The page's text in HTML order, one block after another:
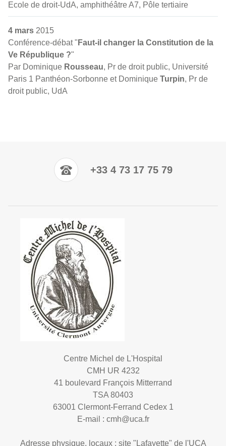
Ecole de droit-UdA, amphithéâtre A7, Pôle tertiaire
4 mars 2015
Conférence-débat " Faut-il changer la Constitution de la
Ve République ?"
Par Dominique Rousseau, Pr de droit public, Université
Paris 1 Panthéon-Sorbonne et Dominique Turpin, Pr de
droit public, UdA
+33 4 73 17 75 79
Centre Michel de L'Hospital
CMH UR 4232
41 boulevard François Mitterrand
TSA 80403
63001 Clermont-Ferrand Cedex 1
E-mail : cmh@uca.fr
Adresse physique, locaux : site "Lafayette" de l'UCA